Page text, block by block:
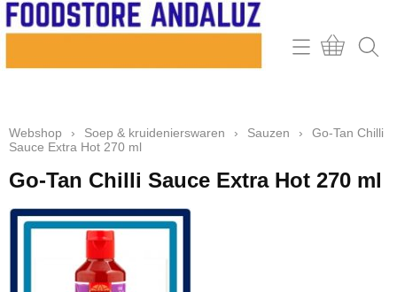
Home
Contact
Mijn account
Retour & klachten
Informatie
Webshop › Soep & kruidenierswaren › Sauzen ›
Go-Tan Chilli
Sauce Extra Hot 270 ml
Go-Tan Chilli Sauce Extra Hot 270 ml